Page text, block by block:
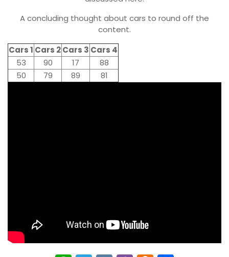
A concluding thought about cars to round off the
content.
Cars 1 Cars 2Cars 3 Cars 4
53
90 17
88
50
79 89 81